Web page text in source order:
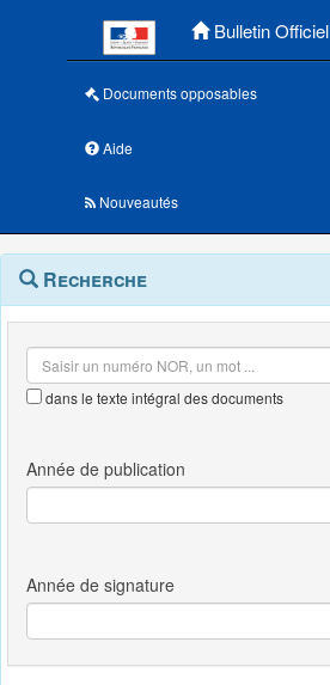
Bulletin Officiel
Documents opposables
Aide
Nouveautés
Navigation
outils
Menu
contextuel
Recherche
dans le texte intégral des documents